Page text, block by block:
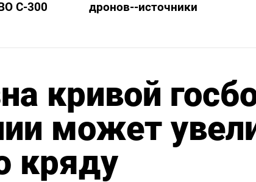
С-300
дронов--источники
кривой
может
кряду